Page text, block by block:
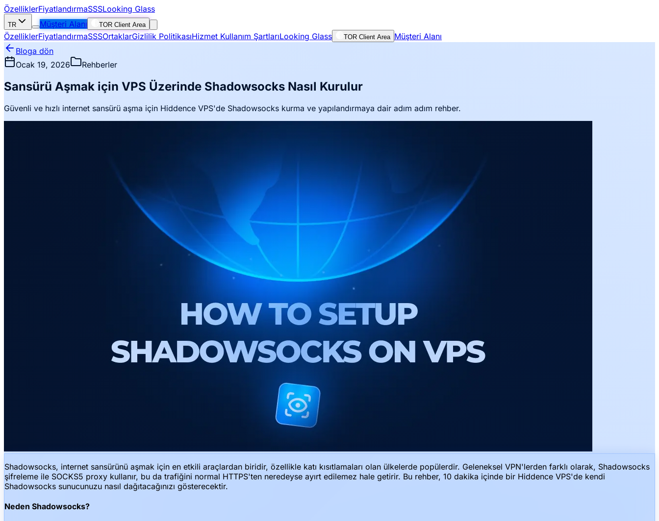
ÖzelliklerFiyatlandırmaSSSLooking Glass
TR Müşteri Alanı TOR Client Area
ÖzelliklerFiyatlandırmaSSSOrtaklarGizlilik PolitikasıHizmet Kullanım ŞartlarıLooking Glass TOR Client Area Müşteri Alanı
Bloga dön
Ocak 19, 2026
Rehberler
Sansürü Aşmak için VPS Üzerinde Shadowsocks Nasıl Kurulur
Güvenli ve hızlı internet sansürü aşma için Hiddence VPS'de Shadowsocks kurma ve yapılandırmaya dair adım adım rehber.
Shadowsocks, internet sansürünü aşmak için en etkili araçlardan biridir, özellikle katı kısıtlamaları olan ülkelerde popülerdir. Geleneksel VPN'lerden farklı olarak, Shadowsocks
şifreleme ile SOCKS5 proxy kullanır, bu da trafiğini normal HTTPS'ten neredeyse ayırt edilemez hale getirir. Bu rehber, 10 dakika içinde bir Hiddence VPS'de kendi
Shadowsocks sunucunuzu nasıl dağıtacağınızı gösterecektir.
Neden Shadowsocks?